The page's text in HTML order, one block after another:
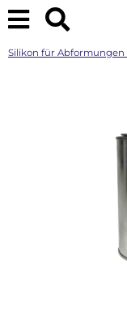
Silikon für Abformungen